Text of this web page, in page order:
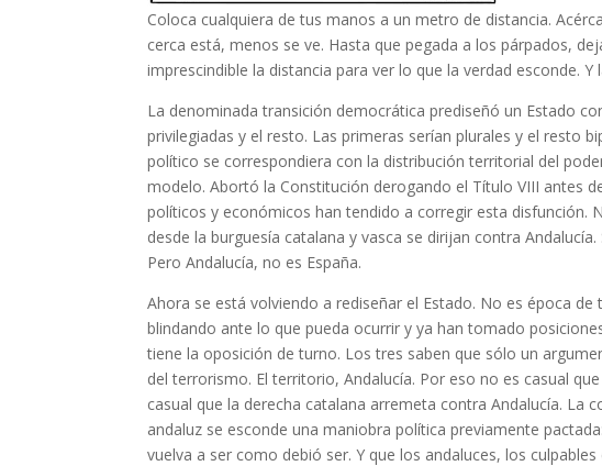
Coloca cualquiera de tus manos a un metro de distancia.
cerca está, menos se ve. Hasta que pegada a los párpados,
imprescindible la distancia para ver lo que la verdad esconde. Y
La denominada transición democrática prediseñó un Estado
privilegiadas y el resto. Las primeras serían plurales y el resto
político se correspondiera con la distribución territorial del
modelo. Abortó la Constitución derogando el Título VIII antes
políticos y económicos han tendido a corregir esta disfunción.
desde la burguesía catalana y vasca se dirijan contra
Pero Andalucía, no es España.
Ahora se está volviendo a rediseñar el Estado. No es época
blindando ante lo que pueda ocurrir y ya han tomado
tiene la oposición de turno. Los tres saben que sólo un
del terrorismo. El territorio, Andalucía. Por eso no es casual
casual que la derecha catalana arremeta contra Andalucía. La
andaluz se esconde una maniobra política previamente
vuelva a ser como debió ser. Y que los andaluces, los